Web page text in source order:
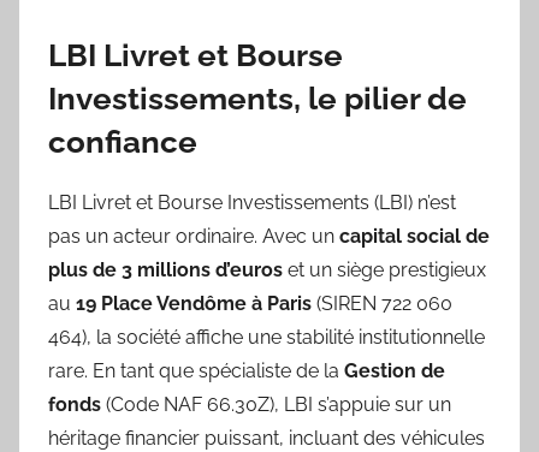
LBI Livret et Bourse
Investissements, le pilier de
confiance
LBI Livret et Bourse Investissements (LBI) n’est
pas un acteur ordinaire. Avec un capital social de
plus de 3 millions d’euros et un siège prestigieux
au 19 Place Vendôme à Paris (SIREN 722 060
464), la société affiche une stabilité institutionnelle
rare. En tant que spécialiste de la Gestion de
fonds (Code NAF 66.30Z), LBI s’appuie sur un
héritage financier puissant, incluant des véhicules